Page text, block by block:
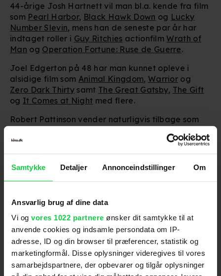
Samtykke Detaljer Annonceindstillinger Om
Ansvarlig brug af dine data
Vi og vores 1022 partnere ønsker dit samtykke til at
anvende cookies og indsamle persondata om IP-
adresse, ID og din browser til præferencer, statistik og
marketingformål. Disse oplysninger videregives til vores
samarbejdspartnere, der opbevarer og tilgår oplysninger
44-årige Josh Hartnett vil man bl.a. kende fra film
som Pearl Harbor, Black Hawk Down og Lucky
Number Slevin, mens han de seneste par år har
indtaget roller i Guy Ritchies actionfilmWrath of
Man og Operation Fortune: Ruse de Guerre.
Joel Edgerton på 48 har man kunnet opleve i
alsidige film som Animal Kingdom, Warrior og
Zero Dark Thirty samt The Great Gatsby, The Gift
og It Comes at Night med flere.
Robert Pattinson vender naturligvis tilbage som
kommer til at forløbe efter planen - går i
produktion i starten af 2024.
Hvem håber du får en rollen som Two-Face?
biografpremiere i oktober 2025.
Følg os for de seneste nyheder, konkurrencer
samt film- og serietips: